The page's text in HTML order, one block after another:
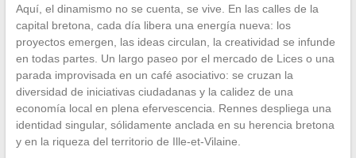
Aquí, el dinamismo no se cuenta, se vive. En las calles de la
capital bretona, cada día libera una energía nueva: los
proyectos emergen, las ideas circulan, la creatividad se infunde
en todas partes. Un largo paseo por el mercado de Lices o una
parada improvisada en un café asociativo: se cruzan la
diversidad de iniciativas ciudadanas y la calidez de una
economía local en plena efervescencia. Rennes despliega una
identidad singular, sólidamente anclada en su herencia bretona
y en la riqueza del territorio de Ille-et-Vilaine.